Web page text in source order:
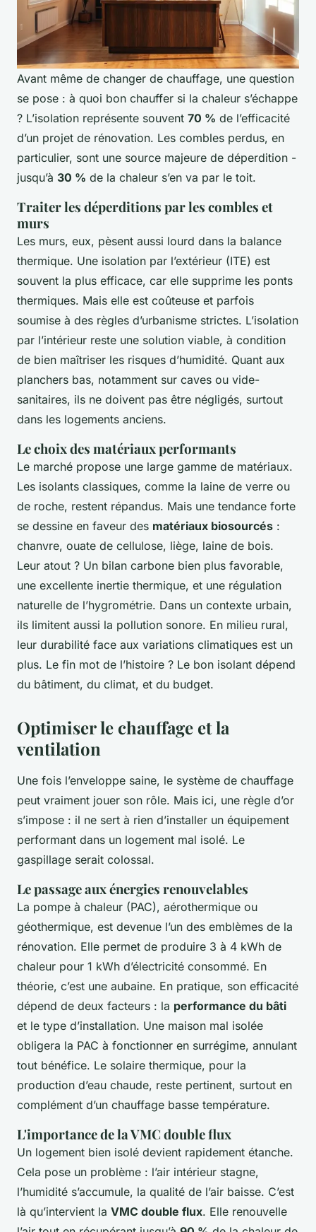
Avant même de changer de chauffage, une question
se pose : à quoi bon chauffer si la chaleur s’échappe
? L’isolation représente souvent 70 % de l’efficacité
d’un projet de rénovation. Les combles perdus, en
particulier, sont une source majeure de déperdition -
jusqu’à 30 % de la chaleur s’en va par le toit.
Traiter les déperditions par les combles et
murs
Les murs, eux, pèsent aussi lourd dans la balance
thermique. Une isolation par l’extérieur (ITE) est
souvent la plus efficace, car elle supprime les ponts
thermiques. Mais elle est coûteuse et parfois
soumise à des règles d’urbanisme strictes. L’isolation
par l’intérieur reste une solution viable, à condition
de bien maîtriser les risques d’humidité. Quant aux
planchers bas, notamment sur caves ou vide-
sanitaires, ils ne doivent pas être négligés, surtout
dans les logements anciens.
Le choix des matériaux performants
Le marché propose une large gamme de matériaux.
Les isolants classiques, comme la laine de verre ou
de roche, restent répandus. Mais une tendance forte
se dessine en faveur des matériaux biosourcés :
chanvre, ouate de cellulose, liège, laine de bois.
Leur atout ? Un bilan carbone bien plus favorable,
une excellente inertie thermique, et une régulation
naturelle de l’hygrométrie. Dans un contexte urbain,
ils limitent aussi la pollution sonore. En milieu rural,
leur durabilité face aux variations climatiques est un
plus. Le fin mot de l’histoire ? Le bon isolant dépend
du bâtiment, du climat, et du budget.
Optimiser le chauffage et la
ventilation
Une fois l’enveloppe saine, le système de chauffage
peut vraiment jouer son rôle. Mais ici, une règle d’or
s’impose : il ne sert à rien d’installer un équipement
performant dans un logement mal isolé. Le
gaspillage serait colossal.
Le passage aux énergies renouvelables
La pompe à chaleur (PAC), aérothermique ou
géothermique, est devenue l’un des emblèmes de la
rénovation. Elle permet de produire 3 à 4 kWh de
chaleur pour 1 kWh d’électricité consommé. En
théorie, c’est une aubaine. En pratique, son efficacité
dépend de deux facteurs : la performance du bâti
et le type d’installation. Une maison mal isolée
obligera la PAC à fonctionner en surrégime, annulant
tout bénéfice. Le solaire thermique, pour la
production d’eau chaude, reste pertinent, surtout en
complément d’un chauffage basse température.
L'importance de la VMC double flux
Un logement bien isolé devient rapidement étanche.
Cela pose un problème : l’air intérieur stagne,
l’humidité s’accumule, la qualité de l’air baisse. C’est
là qu’intervient la VMC double flux. Elle renouvelle